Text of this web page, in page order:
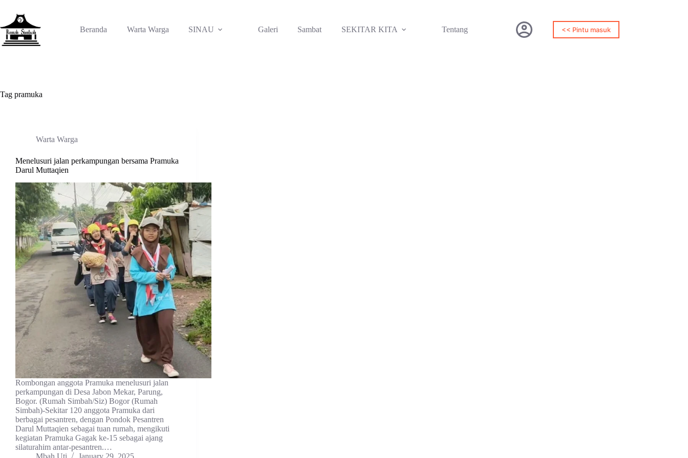
content
Beranda
Warta Warga SINAU Galeri Sambat SEKITAR KITA Tentang << Pintu masuk
Tag pramuka
Warta Warga
Menelusuri jalan perkampungan bersama Pramuka
Darul Muttaqien
Rombongan anggota Pramuka menelusuri jalan
perkampungan di Desa Jabon Mekar, Parung,
Bogor. (Rumah Simbah/Siz) Bogor (Rumah
Simbah)-Sekitar 120 anggota Pramuka dari
berbagai pesantren, dengan Pondok Pesantren
Darul Muttaqien sebagai tuan rumah, mengikuti
kegiatan Pramuka Gagak ke-15 sebagai ajang
silaturahim antar-pesantren.…
Mbah Uti
January 29, 2025